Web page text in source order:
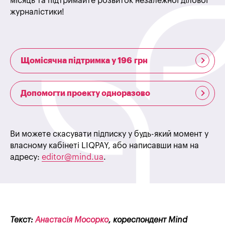
журналістики!
Щомісячна підтримка у 196 грн
Допомогти проекту одноразово
Ви можете скасувати підписку у будь-який момент у
власному кабінеті LIQPAY, або написавши нам на
адресу: editor@mind.ua.
Текст:Анастасія Мосорко, кореспондент Mind